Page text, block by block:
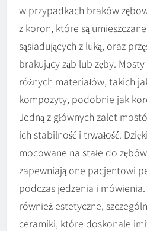
w przypadkach braków
z koron, które są
sąsiadujących z luką, oraz
brakujący ząb lub zęby.
różnych materiałów, takich
kompozyty, podobnie jak
Jedną z głównych zalet
ich stabilność i trwałość.
mocowane na stałe do
zapewniają one pacjentowi
podczas jedzenia i
również estetyczne,
ceramiki, które doskonale